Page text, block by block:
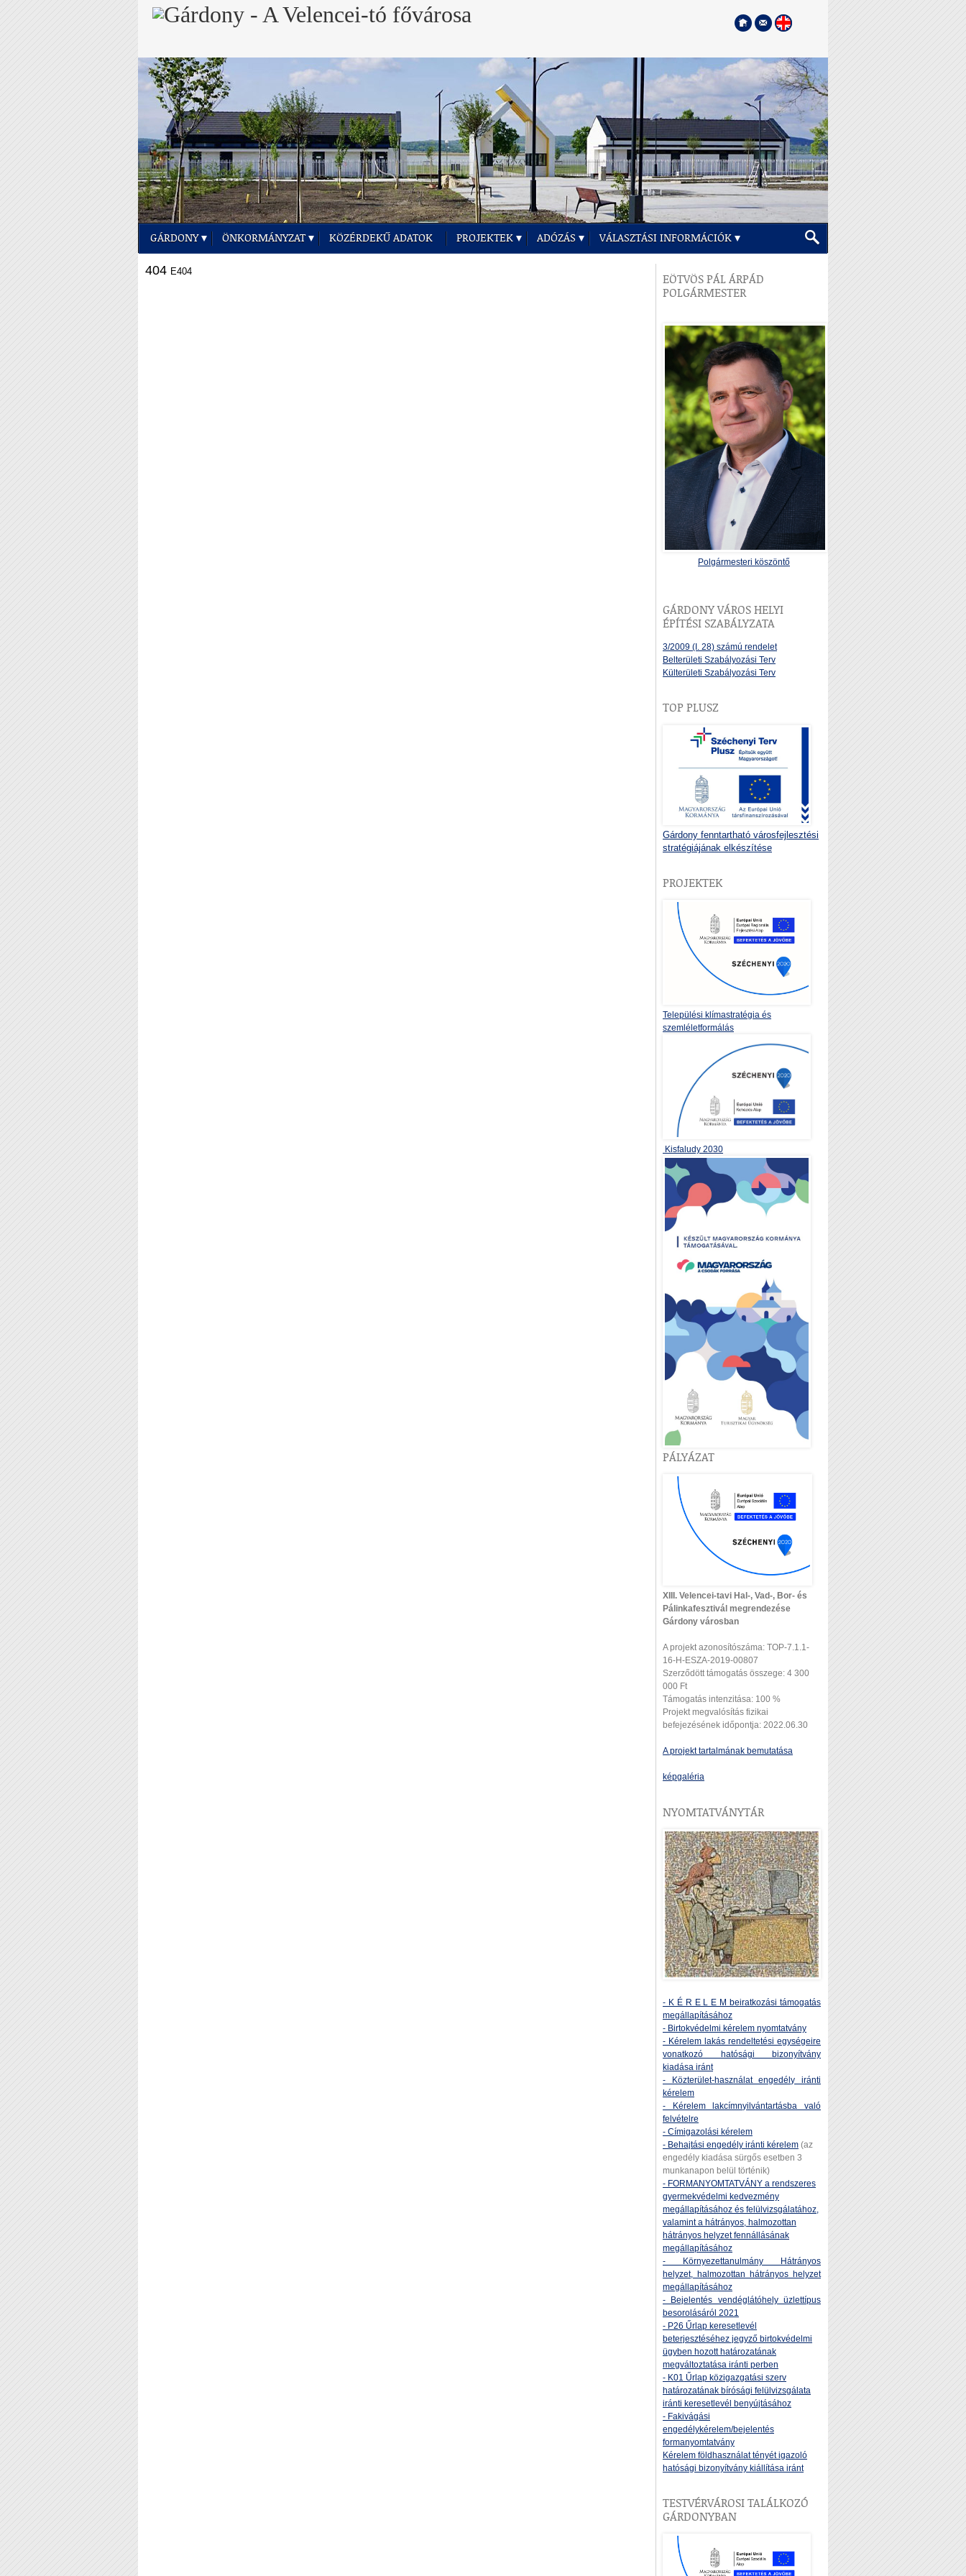
GÁRDONY ÖNKORMÁNYZAT KÖZÉRDEKŰ ADATOK PROJEKTEK ADÓZÁS VÁLASZTÁSI INFORMÁCIÓK
404 E404
EÖTVÖS PÁL ÁRPÁD
POLGÁRMESTER
Polgármesteri köszöntő
GÁRDONY VÁROS HELYI
ÉPÍTÉSI SZABÁLYZATA
3/2009 (I. 28) számú rendelet
Belterületi Szabályozási Terv
Külterületi Szabályozási Terv
TOP PLUSZ
Gárdony fenntartható városfejlesztési
stratégiájának elkészítése
PROJEKTEK
Települési klímastratégia és
szemléletformálás
Kisfaludy 2030
PÁLYÁZAT
XIII. Velencei-tavi Hal-, Vad-, Bor- és
Pálinkafesztivál megrendezése
Gárdony városban
A projekt azonosítószáma: TOP-7.1.1-
16-H-ESZA-2019-00807
Szerződött támogatás összege: 4 300
000 Ft
Támogatás intenzitása: 100 %
Projekt megvalósítás fizikai
befejezésének időpontja: 2022.06.30
A projekt tartalmának bemutatása
képgaléria
NYOMTATVÁNYTÁR
- K É R E L E M beiratkozási támogatás
megállapításához
- Birtokvédelmi kérelem nyomtatvány
- Kérelem lakás rendeltetési egységeire
vonatkozó hatósági bizonyítvány
kiadása iránt
- Közterület-használat engedély iránti
kérelem
- Kérelem lakcímnyilvántartásba való
felvételre
- Címigazolási kérelem
- Behajtási engedély iránti kérelem (az
engedély kiadása sürgős esetben 3
munkanapon belül történik)
- FORMANYOMTATVÁNY a rendszeres
gyermekvédelmi kedvezmény
megállapításához és felülvizsgálatához,
valamint a hátrányos, halmozottan
hátrányos helyzet fennállásának
megállapításához
- Környezettanulmány Hátrányos
helyzet, halmozottan hátrányos helyzet
megállapításához
- Bejelentés vendéglátóhely üzlettípus
besorolásáról 2021
- P26 Űrlap keresetlevél
beterjesztéséhez jegyző birtokvédelmi
ügyben hozott határozatának
megváltoztatása iránti perben
- K01 Űrlap közigazgatási szerv
határozatának bírósági felülvizsgálata
iránti keresetlevél benyújtásához
- Fakivágási
engedélykérelem/bejelentés
formanyomtatvány
Kérelem földhasználat tényét igazoló
hatósági bizonyítvány kiállítása iránt
TESTVÉRVÁROSI TALÁLKOZÓ
GÁRDONYBAN